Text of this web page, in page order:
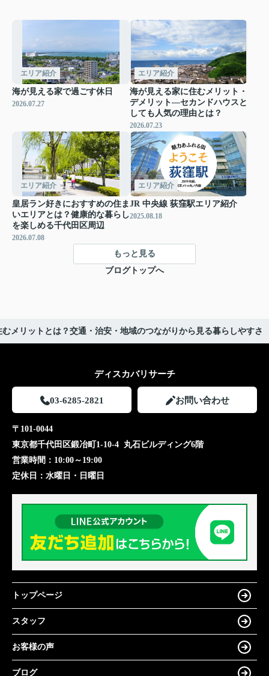
エリア紹介
海が見える家で過ごす休日
2026.07.27
エリア紹介
海が見える家に住むメリット・
デメリット―セカンドハウスと
しても人気の理由とは？
2026.07.23
エリア紹介
皇居ラン好きにおすすめの住ま
いエリアとは？健康的な暮らし
を楽しめる千代田区周辺
2026.07.08
エリア紹介
JR 中央線 荻窪駅エリア紹介
2025.08.18
もっと見る
ブログトップへ
メリットとは？交通・治安・地域のつながりから見る暮らしやすさ
ディスカバリサーチ
03-6285-2821 お問い合わせ
〒101-0044
東京都千代田区鍛冶町1-10-4 丸石ビルディング6階
営業時間： 10:00～19:00
定休日： 水曜日・日曜日
トップページ
スタッフ
お客様の声
ブログ